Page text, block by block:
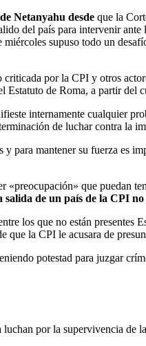
Netanyahu desde que la
del país para intervenir
supuso todo un
por la CPI y otros
Estatuto de Roma, a partir del
internamente cualquier
de luchar contra la
para mantener su fuerza es
«preocupación» que puedan
salida de un país de la CPI no
los que no están
la CPI le acusara de
potestad para juzgar
luchan por la supervivencia de